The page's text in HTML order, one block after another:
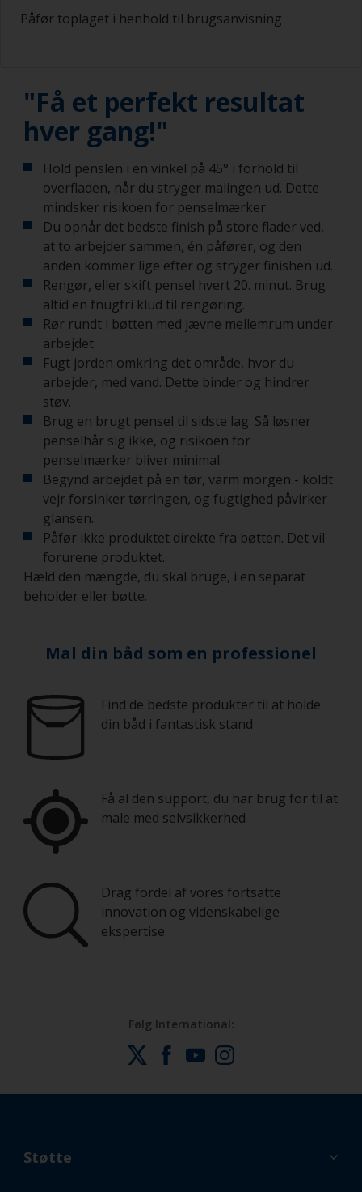
Påfør toplaget i henhold til brugsanvisning
"Få et perfekt resultat
hver gang!"
Hold penslen i en vinkel på 45° i forhold til
overfladen, når du stryger malingen ud. Dette
mindsker risikoen for penselmærker.
Du opnår det bedste finish på store flader ved,
at to arbejder sammen, én påfører, og den
anden kommer lige efter og stryger finishen ud.
Rengør, eller skift pensel hvert 20. minut. Brug
altid en fnugfri klud til rengøring.
Rør rundt i bøtten med jævne mellemrum under
arbejdet
Fugt jorden omkring det område, hvor du
arbejder, med vand. Dette binder og hindrer
støv.
Brug en brugt pensel til sidste lag. Så løsner
penselhår sig ikke, og risikoen for
penselmærker bliver minimal.
Begynd arbejdet på en tør, varm morgen - koldt
vejr forsinker tørringen, og fugtighed påvirker
glansen.
Påfør ikke produktet direkte fra bøtten. Det vil
forurene produktet.
Hæld den mængde, du skal bruge, i en separat
beholder eller bøtte.
Mal din båd som en professionel
Find de bedste produkter til at holde
din båd i fantastisk stand
Få al den support, du har brug for til at
male med selvsikkerhed
Drag fordel af vores fortsatte
innovation og videnskabelige
ekspertise
Følg International:
Støtte